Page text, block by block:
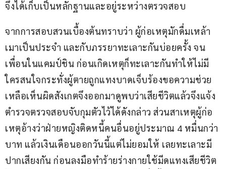
จึงได้เก็บเป็นหลักฐานและอยู่ระหว่างตรวจสอบ
จากการสอบสวนเบื้องต้นทราบว่า ผู้ก่อเหตุมักดื่มเหล้า
เมาเป็นประจำ และกับภรรยาทะเลาะกันบ่อยครั้ง จน
เพื่อนในแคมป์ชิน ก่อนเกิดเหตุก็ทะเลาะกันทำให้ไม่มี
ใครสนใจกระทั่งผู้ตายถูกแทงบาดเจ็บร้องขอความช่วย
เหลือเห็นผิดสังเกตจึงออกมาดูพบว่าเสียชีวิตแล้วจึงแจ้ง
ตำรวจตรวจสอบจับกุมตัวไว้ได้ดังกล่าว ส่วนสาเหตุผู้ก่อ
เหตุอ้างว่าฝ่ายหญิงติดหนี้คนอื่นอยู่ประมาณ 4 หมื่นกว่า
บาท แล้วเงินเดือนออกวันนี้แต่ไม่ยอมให้ เลยทะเลาะมี
ปากเสียงกัน ก่อนลงมือทำร้ายร่างกายใช้มีดแทงเสียชีวิต